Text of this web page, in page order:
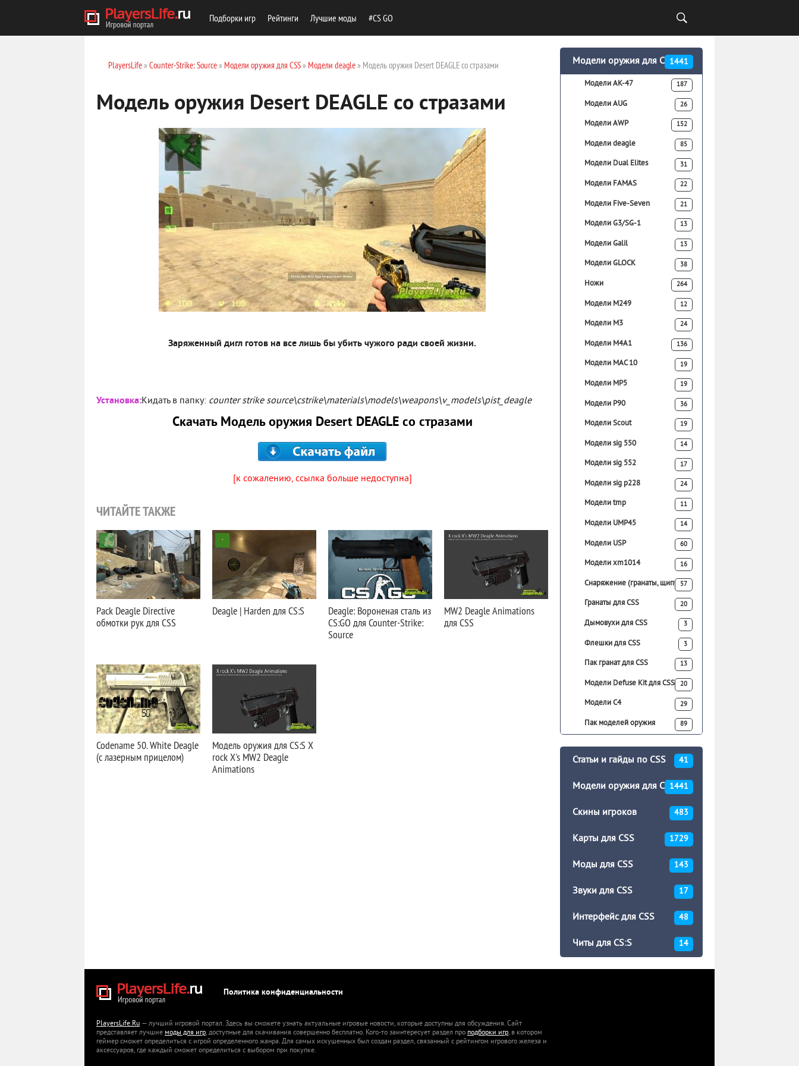
Подборки игр Рейтинги Лучшие моды #CS GO
PlayersLife» Counter-Strike: Source» Модели оружия для CSS» Модели deagle» Модель оружия Desert DEAGLE со стразами
Модель оружия Desert DEAGLE со стразами
Заряженный дигл готов на все лишь бы убить чужого ради своей жизни.
Установка:Кидать в папку: counter strike source\cstrike\materials\models\weapons\v_models\pist_deagle
Скачать Модель оружия Desert DEAGLE со стразами
[к сожалению, ссылка больше недоступна]
ЧИТАЙТЕ ТАКЖЕ
Pack Deagle Directive
обмотки рук для CSS
Deagle | Harden для CS:S
Deagle: Вороненая сталь из
CS:GO для Counter-Strike:
Source
MW2 Deagle Animations
для CSS
Codename 50. White Deagle
(с лазерным прицелом)
Модель оружия для CS:S X
rock X's MW2 Deagle
Animations
Модели оружия для CSS1441
Модели AK-47 187
Модели AUG 26
Модели AWP 152
Модели deagle 85
Модели Dual Elites 31
Модели FAMAS 22
Модели Five-Seven 21
Модели G3/SG-1 13
Модели Galil 13
Модели GLOCK 38
Ножи 264
Модели M249 12
Модели M3 24
Модели M4A1 136
Модели MAC 10 19
Модели MP5 19
Модели P90 36
Модели Scout 19
Модели sig 550 14
Модели sig 552 17
Модели sig p228 24
Модели tmp 11
Модели UMP45 14
Модели USP 60
Модели xm1014 16
Снаряжение (гранаты, щипчики)
57
Гранаты для CSS 20
Дымовухи для CSS 3
Флешки для CSS 3
Пак гранат для CSS 13
Модели Defuse Kit для CSS 20
Модели C4 29
Пак моделей оружия 89
Статьи и гайды по CSS 41
Модели оружия для CSS1441
Скины игроков 483
Карты для CSS 1729
Моды для CSS 143
Звуки для CSS 17
Интерфейс для CSS 48
Читы для CS:S 14
Политика конфиденциальности
PlayersLife.Ru — лучший игровой портал. Здесь вы сможете узнать актуальные игровые новости, которые доступны для обсуждения. Сайт
представляет лучшие моды для игр, доступные для скачивания совершенно бесплатно. Кого-то заинтересует раздел про подборки игр, в котором
геймер сможет определиться с игрой определенного жанра. Для самых искушенных был создан раздел, связанный с рейтингом игрового железа и
аксессуаров, где каждый сможет определиться с выбором при покупке.